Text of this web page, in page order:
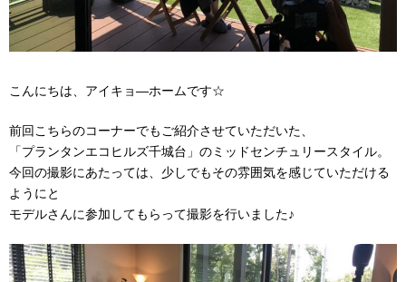
こんにちは、アイキョ―ホームです☆
前回こちらのコーナーでもご紹介させていただいた、
「プランタンエコヒルズ千城台」のミッドセンチュリースタイル。
今回の撮影にあたっては、少しでもその雰囲気を感じていただける
ようにと
モデルさんに参加してもらって撮影を行いました♪